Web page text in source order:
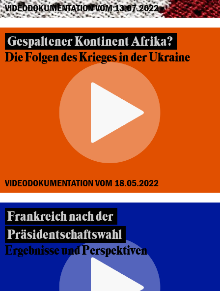
VIDEODOKUMENTATION VOM 13.07.2022
Gespaltener Kontinent Afrika?
Die Folgen des Krieges in der Ukraine
VIDEODOKUMENTATION VOM 18.05.2022
Frankreich nach der
Präsidentschaftswahl
Ergebnisse und Perspektiven